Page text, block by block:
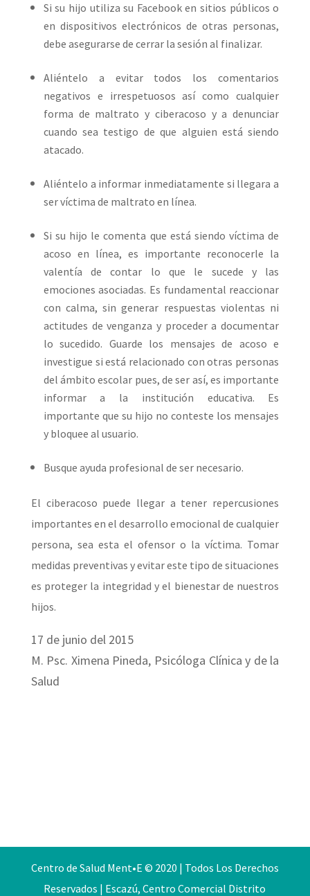
Si su hijo utiliza su Facebook en sitios públicos o
en dispositivos electrónicos de otras personas,
debe asegurarse de cerrar la sesión al finalizar.
Aliéntelo a evitar todos los comentarios
negativos e irrespetuosos así como cualquier
forma de maltrato y ciberacoso y a denunciar
cuando sea testigo de que alguien está siendo
atacado.
Aliéntelo a informar inmediatamente si llegara a
ser víctima de maltrato en línea.
Si su hijo le comenta que está siendo víctima de
acoso en línea, es importante reconocerle la
valentía de contar lo que le sucede y las
emociones asociadas. Es fundamental reaccionar
con calma, sin generar respuestas violentas ni
actitudes de venganza y proceder a documentar
lo sucedido. Guarde los mensajes de acoso e
investigue si está relacionado con otras personas
del ámbito escolar pues, de ser así, es importante
informar a la institución educativa. Es
importante que su hijo no conteste los mensajes
y bloquee al usuario.
Busque ayuda profesional de ser necesario.
El ciberacoso puede llegar a tener repercusiones
importantes en el desarrollo emocional de cualquier
persona, sea esta el ofensor o la víctima. Tomar
medidas preventivas y evitar este tipo de situaciones
es proteger la integridad y el bienestar de nuestros
hijos.
17 de junio del 2015
M. Psc. Ximena Pineda, Psicóloga Clínica y de la
Salud
Centro de Salud Ment•E © 2020 | Todos Los Derechos
Reservados | Escazú, Centro Comercial Distrito